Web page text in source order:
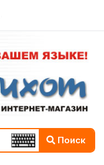
Поиск